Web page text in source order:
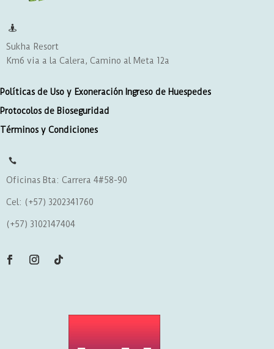

Sukha Resort
Km6 via a la Calera, Camino al Meta 12a
Políticas de Uso y Exoneración Ingreso de Huespedes
Protocolos de Bioseguridad
Términos y Condiciones

Oficinas Bta: Carrera 4#58-90
Cel: (+57) 3202341760
(+57) 3102147404